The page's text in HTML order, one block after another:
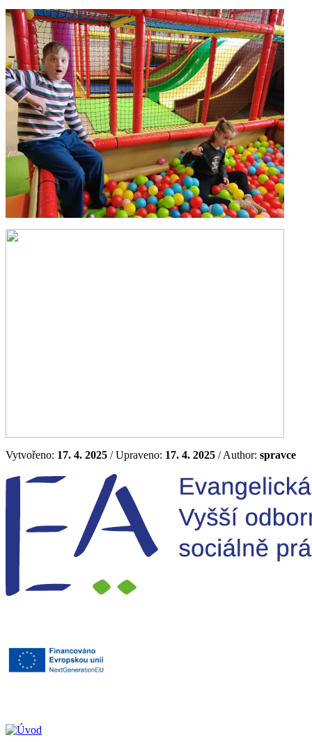
Vytvořeno: 17. 4. 2025 / Upraveno: 17. 4. 2025 / Author: spravce